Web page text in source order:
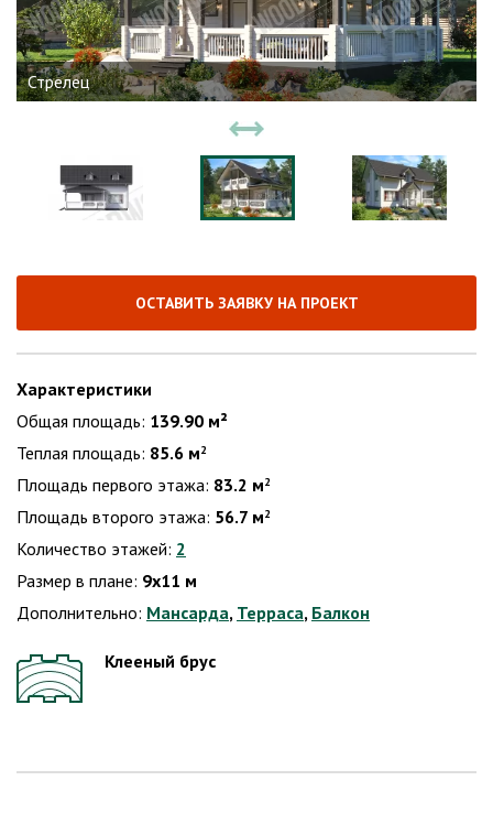
Стрелец
ОСТАВИТЬ ЗАЯВКУ НА ПРОЕКТ
Характеристики
Общая площадь: 139.90 м²
Теплая площадь: 85.6 м2
Площадь первого этажа: 83.2 м2
Площадь второго этажа: 56.7 м2
Количество этажей: 2
Размер в плане: 9х11 м
Дополнительно: Мансарда, Терраса, Балкон
Клееный брус